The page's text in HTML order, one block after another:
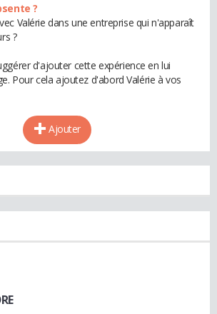
?
Valérie dans une entreprise qui n'apparaît
?
d'ajouter cette expérience en lui
Pour cela ajoutez d'abord Valérie à vos
Ajouter